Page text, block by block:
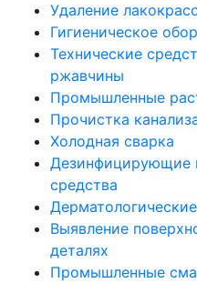
Удаление
Гигиеническое
Технические
ржавчины
Промышленные
Прочистка
Холодная сварка
Дезинфицирующие
средства
Выявление
деталях
Промышленные